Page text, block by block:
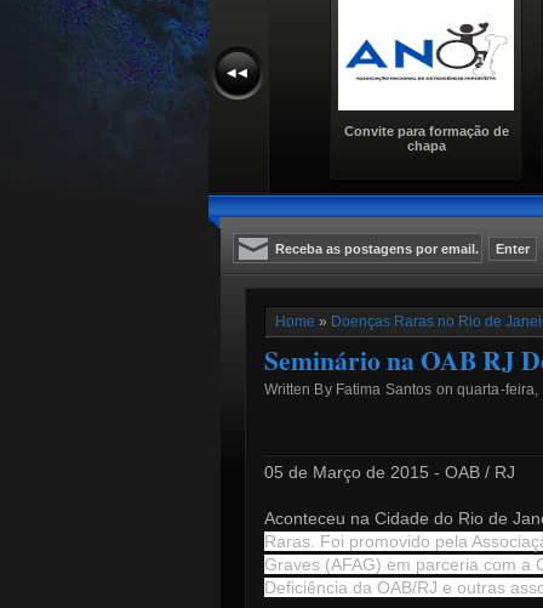
Convite para formação de
chapa
Home » Doenças Raras no Rio de
Seminário na OAB RJ
Written By Fatima Santos on quarta-
05 de Março de 2015 - OAB / RJ
Aconteceu na Cidade do Rio de
Raras. Foi promovido pela
Graves (AFAG) em parceria com a
Deficiência da OAB/RJ e outras